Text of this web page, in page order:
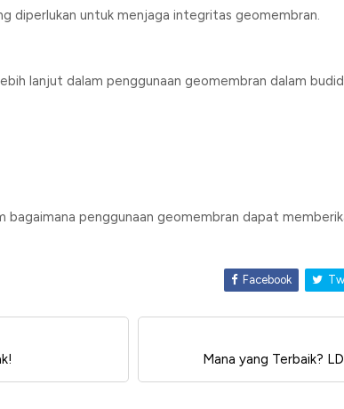
diperlukan untuk menjaga integritas geomembran.
lanjut dalam penggunaan geomembran dalam
bagaimana penggunaan geomembran dapat
Facebook
Mana yang Terbaik?